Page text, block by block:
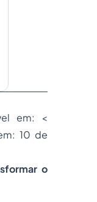
em: <
10 de
o